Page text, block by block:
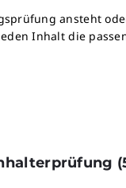
ansteht
Inhalt die